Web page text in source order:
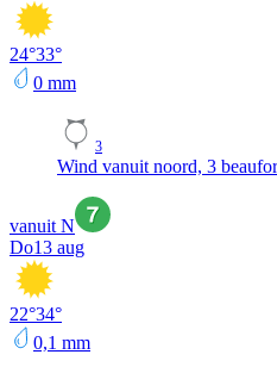
24°33°
0 mm
3
Wind vanuit noord, 3
vanuit N
Do13 aug
22°34°
0,1 mm